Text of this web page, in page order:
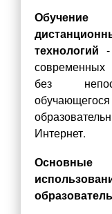
Профориентация
Разговоры о
Профилактика
Профилактика
Школьное
Орлята России
Всероссийский
технологий
без
Интернет.